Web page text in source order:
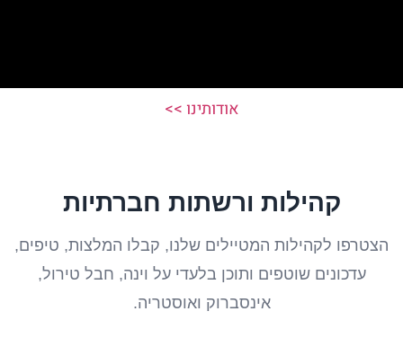
אודותינו >>
קהילות ורשתות חברתיות
הצטרפו לקהילות המטיילים שלנו, קבלו המלצות, טיפים,
עדכונים שוטפים ותוכן בלעדי על וינה, חבל טירול,
אינסברוק ואוסטריה.